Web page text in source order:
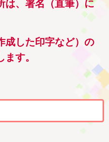
、署名（直筆）に
した印字など）の
す。